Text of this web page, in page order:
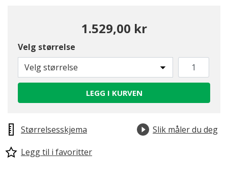
1.529,00 kr
Velg størrelse
Velg størrelse
LEGG I KURVEN
Størrelsesskjema
Slik måler du deg
Legg til i favoritter